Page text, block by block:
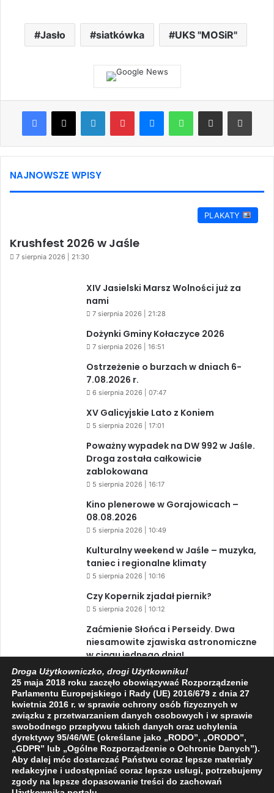
Jasło siatkówka UKS "MOSiR"
Facebook
X LinkedInPinterestMessengerWhatsAppShare via Email Print
NAJNOWSZE WPISY
PLAKATY
Krushfest 2026 w Jaśle
7 sierpnia 2026 | 21:30
XIV Jasielski Marsz Wolności już za
nami
7 sierpnia 2026 | 21:28
Dożynki Gminy Kołaczyce 2026
7 sierpnia 2026 | 16:51
Ostrzeżenie o burzach w dniach 6-
7.08.2026 r.
6 sierpnia 2026 | 07:47
XV Galicyjskie Lato z Koniem
5 sierpnia 2026 | 17:01
Poważny wypadek na DW 992 w Jaśle.
Droga została całkowicie
zablokowana
5 sierpnia 2026 | 16:17
Kino plenerowe w Gorajowicach –
08.08.2026
5 sierpnia 2026 | 10:49
Kulturalny weekend w Jaśle – muzyka,
taniec i regionalne klimaty
5 sierpnia 2026 | 10:16
Czy Kopernik zjadał piernik?
5 sierpnia 2026 | 10:12
Zaćmienie Słońca i Perseidy. Dwa
niesamowite zjawiska astronomiczne
w ciągu jednego dnia!
3 sierpnia 2026 | 15:39
Facebook
X YouTube
2009 - 2026 © Wszelkie prawa zastrzeżone
Droga Użytkowniczko, drogi Użytkowniku!
25 maja 2018 roku zaczęło obowiązywać Rozporządzenie
Parlamentu Europejskiego i Rady (UE) 2016/679 z dnia 27
kwietnia 2016 r. w sprawie ochrony osób fizycznych w
związku z przetwarzaniem danych osobowych i w sprawie
swobodnego przepływu takich danych oraz uchylenia
dyrektywy 95/46/WE (określane jako „RODO”, „ORODO”,
„GDPR” lub „Ogólne Rozporządzenie o Ochronie Danych”).
Aby dalej móc dostarczać Państwu coraz lepsze materiały
redakcyjne i udostępniać coraz lepsze usługi, potrzebujemy
zgody na lepsze dopasowanie treści do zachowań